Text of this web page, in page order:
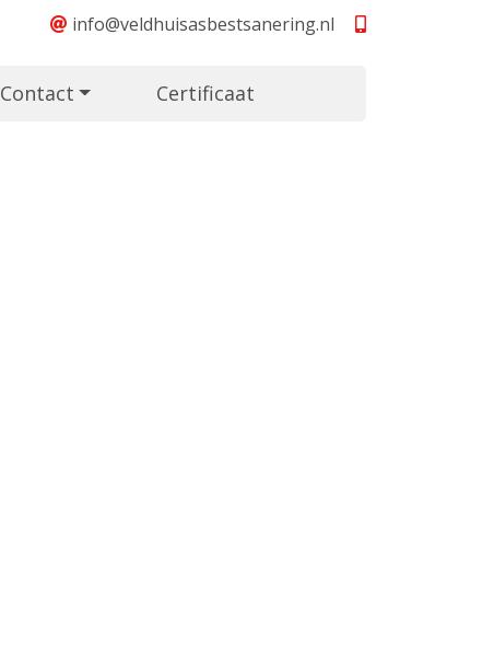
info@veldhuisasbestsanering.nl
Contact Certificaat